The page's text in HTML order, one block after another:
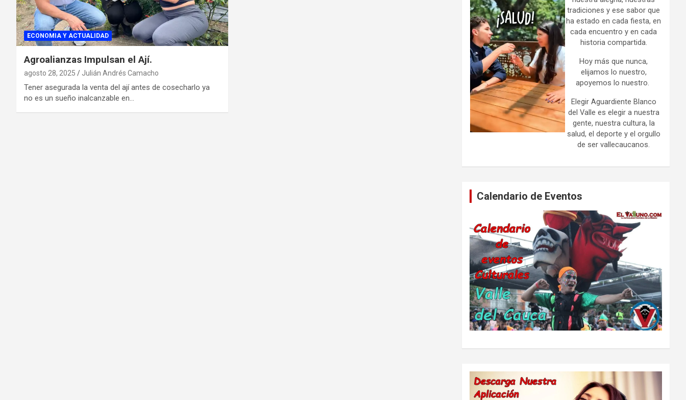
ECONOMIA Y ACTUALIDAD
Agroalianzas Impulsan el Ají.
agosto 28, 2025 Julián Andrés Camacho
Tener asegurada la venta del ají antes de cosecharlo ya
no es un sueño inalcanzable en…
tradiciones y ese sabor que
ha estado en cada fiesta, en
cada encuentro y en cada
historia compartida.
Hoy más que nunca,
elijamos lo nuestro,
apoyemos lo nuestro.
Elegir Aguardiente Blanco
del Valle es elegir a nuestra
gente, nuestra cultura, la
salud, el deporte y el orgullo
de ser vallecaucanos.
Calendario de Eventos